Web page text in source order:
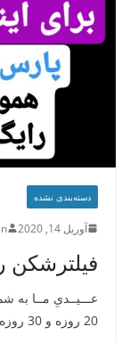
دسته‌بندی نشده
آوریل 14, 2020
فیلترشکن
عـــیــدیِ مــا به
20 روزه و 30 روزه انواع فیلترشکن